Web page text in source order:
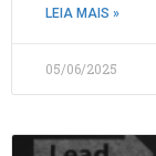
LEIA MAIS »
05/06/2025